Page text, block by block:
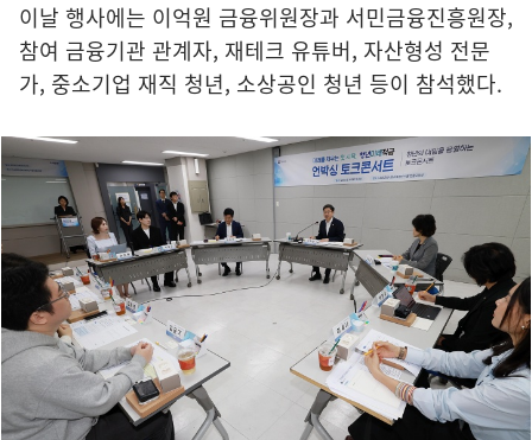
이날 행사에는 이억원 금융위원장과 서민금융진흥원장,
참여 금융기관 관계자, 재테크 유튜버, 자산형성 전문
가, 중소기업 재직 청년, 소상공인 청년 등이 참석했다.